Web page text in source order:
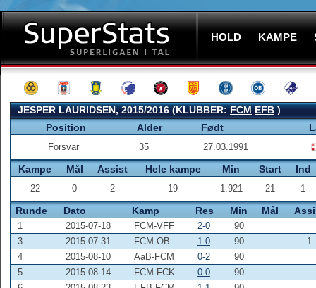
HOLD KAMPE
JESPER LAURIDSEN, 2015/2016 (KLUBBER:FCM EFB)
Position
Alder Født
Forsvar 35 27.03.1991
Kampe Mål Assist Hele kampe Min Start Ind
22 0 2 19 1.921 21 1
Runde Dato Kamp Res Min Mål
1 2015-07-18 FCM-VFF 2-0
90
3
2015-07-31 FCM-OB 1-0 90
1
4
2015-08-10 AaB-FCM 0-2
90
5
2015-08-14 FCM-FCK 0-0
90